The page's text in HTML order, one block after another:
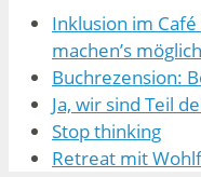
Inklusion im
machen’s möglich
Buchrezension:
Ja, wir sind Teil
Stop thinking
Retreat mit